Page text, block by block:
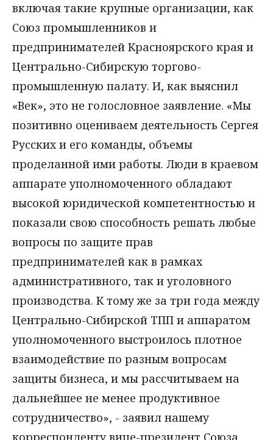
включая такие крупные организации, как
Союз промышленников и
предпринимателей Красноярского края и
Центрально-Сибирскую торгово-
промышленную палату. И, как выяснил
«Век», это не голословное заявление. «Мы
позитивно оцениваем деятельность Сергея
Русских и его команды, объемы
проделанной ими работы. Люди в краевом
аппарате уполномоченного обладают
высокой юридической компетентностью и
показали свою способность решать любые
вопросы по защите прав
предпринимателей как в рамках
административного, так и уголовного
производства. К тому же за три года между
Центрально-Сибирской ТПП и аппаратом
уполномоченного выстроилось плотное
взаимодействие по разным вопросам
защиты бизнеса, и мы рассчитываем на
дальнейшее не менее продуктивное
сотрудничество», - заявил нашему
корреспонденту вице-президент Союза